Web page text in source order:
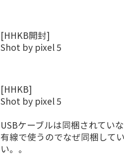
[HHKB開封]
Shot by pixel 5
[HHKB]
Shot by pixel 5
USBケーブルは同梱されてい
有線で使うのでなぜ同梱して
い。。